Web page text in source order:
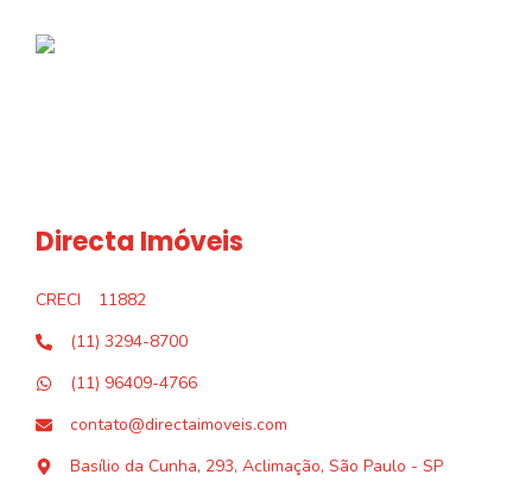
Directa Imóveis
CRECI
11882
(11) 3294-8700
(11) 96409-4766
contato@directaimoveis.com
Basílio da Cunha, 293, Aclimação, São Paulo - SP